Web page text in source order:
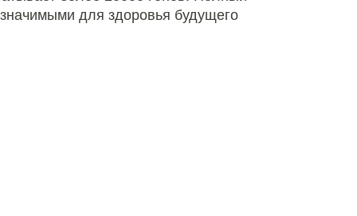
для здоровья будущего